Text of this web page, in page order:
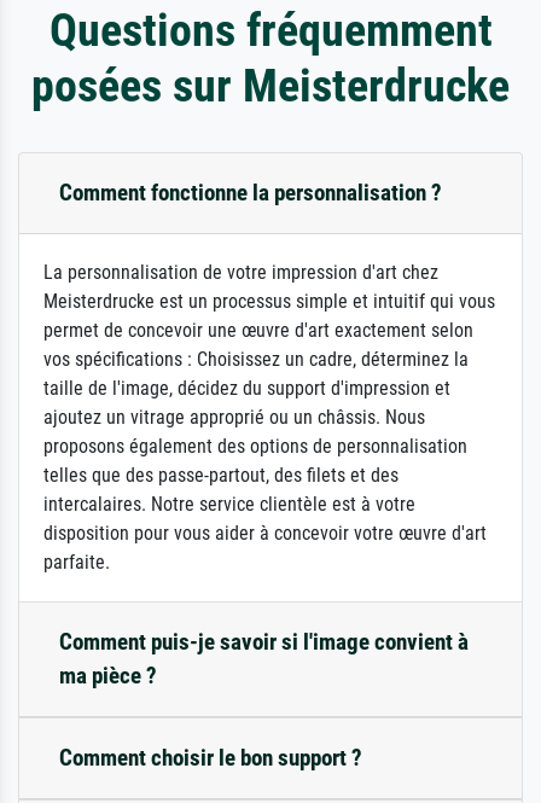
Questions fréquemment
posées sur Meisterdrucke
Comment fonctionne la personnalisation ?
La personnalisation de votre impression d'art chez
Meisterdrucke est un processus simple et intuitif qui vous
permet de concevoir une œuvre d'art exactement selon
vos spécifications : Choisissez un cadre, déterminez la
taille de l'image, décidez du support d'impression et
ajoutez un vitrage approprié ou un châssis. Nous
proposons également des options de personnalisation
telles que des passe-partout, des filets et des
intercalaires. Notre service clientèle est à votre
disposition pour vous aider à concevoir votre œuvre d'art
parfaite.
Comment puis-je savoir si l'image convient à
ma pièce ?
Comment choisir le bon support ?